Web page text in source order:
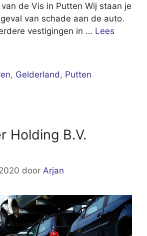
de Vis in Putten Wij staan je
van schade aan de auto.
vestigingen in … Lees
, Gelderland , Putten
Holding B.V.
door Arjan